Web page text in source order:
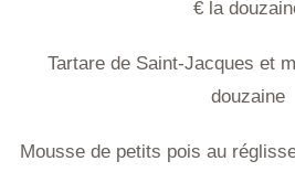
€ la
Tartare de Saint-Jacques et
douzaine
Mousse de petits pois au